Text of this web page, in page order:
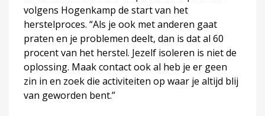
volgens Hogenkamp de start van het
herstelproces. “Als je ook met anderen gaat
praten en je problemen deelt, dan is dat al 60
procent van het herstel. Jezelf isoleren is niet de
oplossing. Maak contact ook al heb je er geen
zin in en zoek die activiteiten op waar je altijd blij
van geworden bent.”